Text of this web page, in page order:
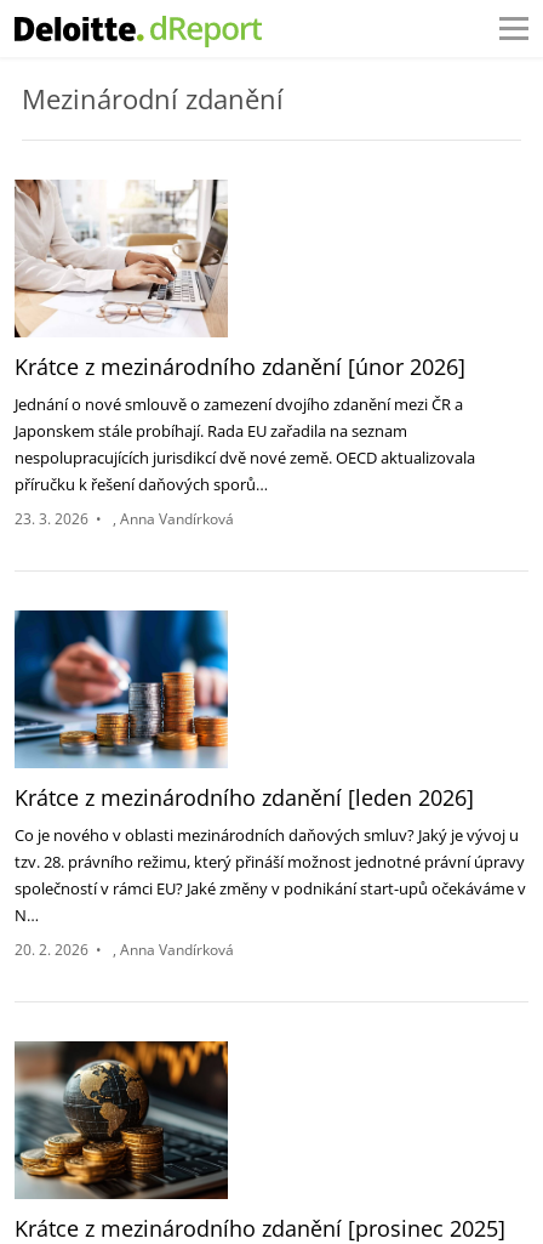
Mezinárodní zdanění
Krátce z mezinárodního zdanění [únor 2026]
Jednání o nové smlouvě o zamezení dvojího zdanění mezi ČR a
Japonskem stále probíhají. Rada EU zařadila na seznam
nespolupracujících jurisdikcí dvě nové země. OECD aktualizovala
příručku k řešení daňových sporů…
23. 3. 2026 • Anna Vandírková
Krátce z mezinárodního zdanění [leden 2026]
Co je nového v oblasti mezinárodních daňových smluv? Jaký je vývoj u
tzv. 28. právního režimu, který přináší možnost jednotné právní úpravy
společností v rámci EU? Jaké změny v podnikání start-upů očekáváme v
N…
20. 2. 2026 • Anna Vandírková
Krátce z mezinárodního zdanění [prosinec 2025]